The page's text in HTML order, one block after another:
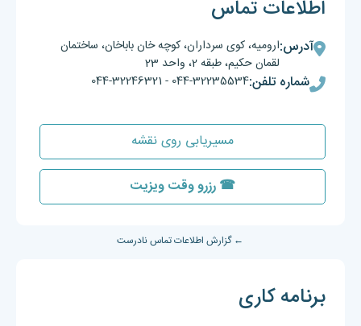
اطلاعات تماس
آدرس:ارومیه، کوی سرداران، کوچه خان باباخان، ساختمان
لقمان حکیم، طبقه 2، واحد 23
شماره تلفن:044-32235534
-
044-32246321
مسیریابی روی نقشه
☎ رزرو وقت ویزیت
← گزارش اطلاعات تماس نادرست
برنامه کاری